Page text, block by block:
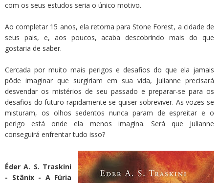
com os seus estudos seria o único motivo.
Ao completar 15 anos, ela retorna para Stone Forest, a cidade de
seus pais, e, aos poucos, acaba descobrindo mais do que
gostaria de saber.
Cercada por muito mais perigos e desafios do que ela jamais
pôde imaginar que surgiriam em sua vida, Julianne precisará
desvendar os mistérios de seu passado e preparar-se para os
desafios do futuro rapidamente se quiser sobreviver. As vozes se
misturam, os olhos sedentos nunca param de espreitar e o
perigo está onde ela menos imagina. Será que Julianne
conseguirá enfrentar tudo isso?
Éder A. S. Traskini
- Stânix - A Fúria